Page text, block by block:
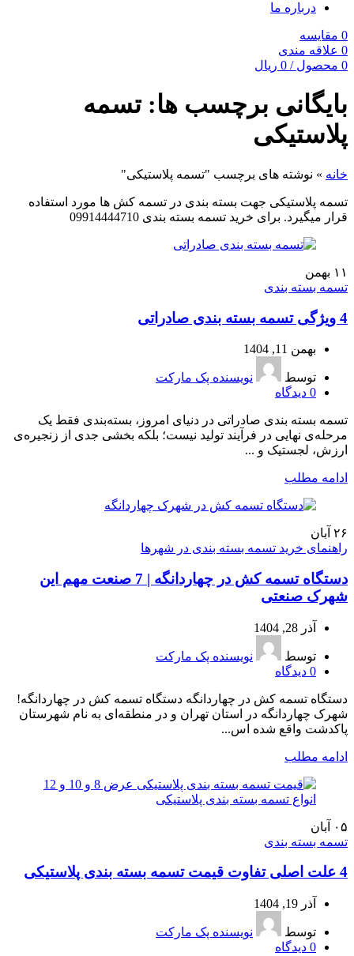
درباره ما
0 مقایسه
0 علاقه مندی
0 محصول /
0 ریال
بایگانی برچسب ها: تسمه
پلاستیکی
خانه » نوشته های برچسب "تسمه پلاستیکی"
تسمه پلاستیکی جهت بسته بندی در تسمه کش ها مورد استفاده
قرار میگیرد. برای خرید تسمه بسته بندی 09914444710
۱۱ بهمن
تسمه بسته بندی
4 ویژگی تسمه بسته‌ بندی صادراتی
بهمن 11, 1404
توسط
نویسنده پک مارکت
0 دیدگاه
تسمه بسته‌ بندی صادراتی در دنیای امروز، بسته‌بندی فقط یک
مرحله‌ی نهایی در فرآیند تولید نیست؛ بلکه بخشی جدی از زنجیره‌ی
ارزش، لجستیک و ...
ادامه مطلب
۲۶ آبان
راهنمای خرید تسمه بسته بندی در شهرها
دستگاه تسمه کش در چهاردانگه | 7 صنعت مهم این
شهرک صنعتی
آذر 28, 1404
توسط
نویسنده پک مارکت
0 دیدگاه
دستگاه تسمه کش در چهاردانگه دستگاه تسمه کش در چهاردانگه!
شهرک چهاردانگه در استان تهران و در منطقه‌ای به نام شهرستان
پاکدشت واقع شده اس...
ادامه مطلب
۰۵
آبان
تسمه بسته بندی
4 علت اصلی تفاوت قیمت تسمه بسته بندی پلاستیکی
آذر 19, 1404
توسط
نویسنده پک مارکت
0 دیدگاه